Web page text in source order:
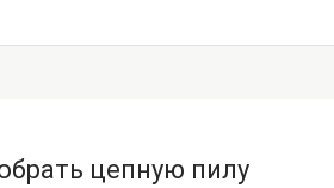
цепную пилу